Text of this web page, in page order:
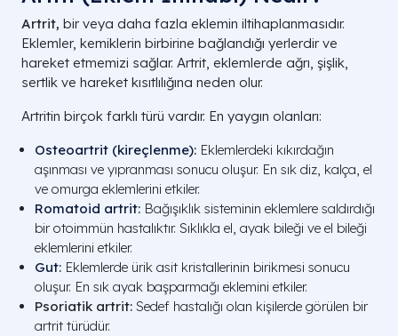
Artrit, bir veya daha fazla eklemin iltihaplanmasıdır.
Eklemler, kemiklerin birbirine bağlandığı yerlerdir ve
hareket etmemizi sağlar. Artrit, eklemlerde ağrı, şişlik,
sertlik ve hareket kısıtlılığına neden olur.
Artritin birçok farklı türü vardır. En yaygın olanları:
Osteoartrit (kireçlenme): Eklemlerdeki kıkırdağın
aşınması ve yıpranması sonucu oluşur. En sık diz, kalça, el
ve omurga eklemlerini etkiler.
Romatoid artrit: Bağışıklık sisteminin eklemlere saldırdığı
bir otoimmün hastalıktır. Sıklıkla el, ayak bileği ve el bileği
eklemlerini etkiler.
Gut: Eklemlerde ürik asit kristallerinin birikmesi sonucu
oluşur. En sık ayak başparmağı eklemini etkiler.
Psoriatik artrit: Sedef hastalığı olan kişilerde görülen bir
artrit türüdür.